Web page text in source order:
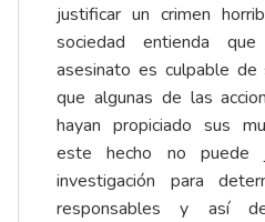
justificar un crimen
sociedad entienda
asesinato es culpable
que algunas de las
hayan propiciado sus
este hecho no puede
investigación para
responsables y así